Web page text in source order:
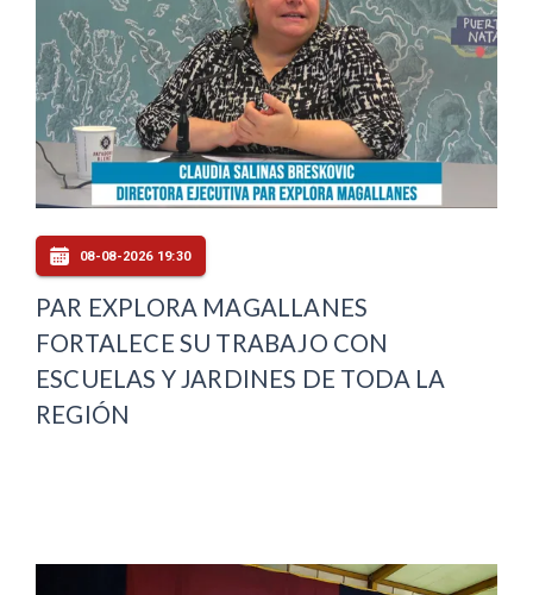
08-08-2026 19:30
PAR EXPLORA MAGALLANES
FORTALECE SU TRABAJO CON
ESCUELAS Y JARDINES DE TODA LA
REGIÓN